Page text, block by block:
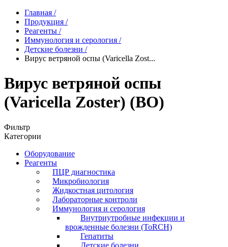
Главная /
Продукция /
Реагенты /
Иммунология и серология /
Детские болезни /
Вирус ветряной оспы (Varicella Zost...
Вирус ветряной оспы
(Varicella Zoster) (ВО)
Фильтр
Категории
Оборудование
Реагенты
ПЦР диагностика
Микробиология
Жидкостная цитология
Лабораторные контроли
Иммунология и серология
Внутриутробные инфекции и
врожденные болезни (ToRCH)
Гепатиты
Детские болезни